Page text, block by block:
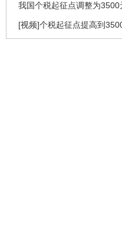
我国个税起征点调整为
[视频]个税起征点提高到